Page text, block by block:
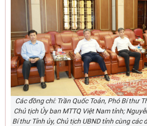
Các đồng chí: Trần Quốc Toản, Phó Bí thư
Chủ tịch Ủy ban MTTQ Việt Nam tỉnh;
Bí thư Tỉnh ủy, Chủ tịch UBND tỉnh cùng các